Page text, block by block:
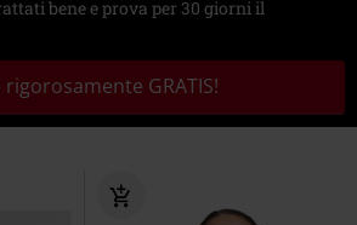
bene e prova per 30 giorni il
GRATIS!